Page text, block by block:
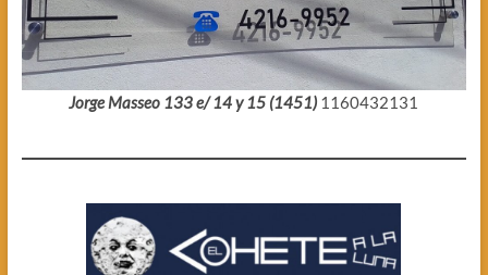
Jorge Masseo 133 e/ 14 y 15 (1451) 1160432131